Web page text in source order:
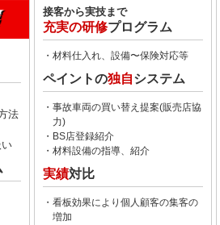
法
接客から実技まで
充実の研修プログラム
・材料仕入れ、設備〜保険対応等
ペイントの独自システム
・事故車両の買い替え提案(販売店協
力)
・BS店登録紹介
・材料設備の指導、紹介
実績対比
・看板効果により個人顧客の集客の
増加